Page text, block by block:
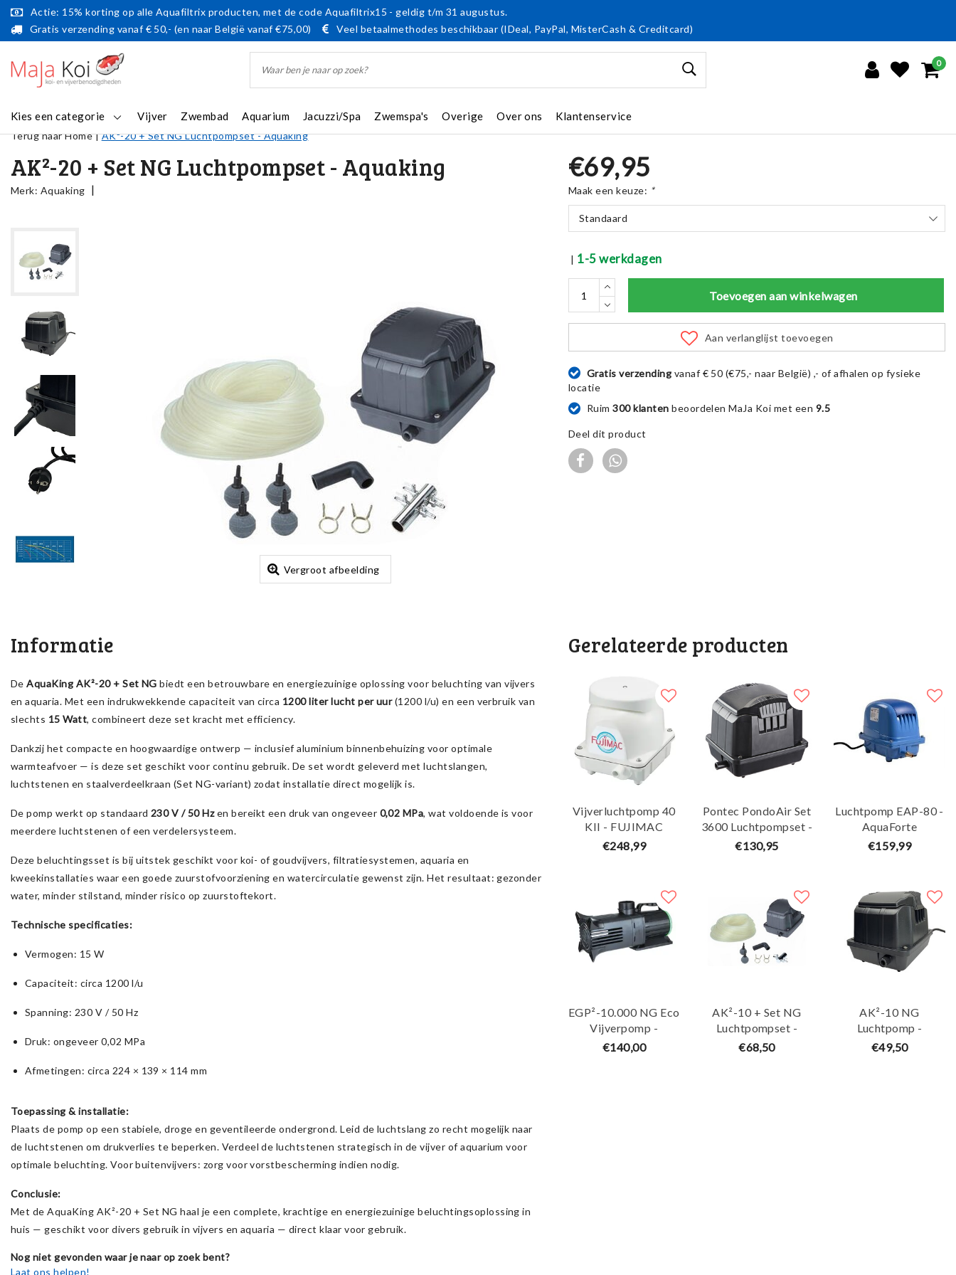
Actie: 15% korting op alle Aquafiltrix producten, met de code Aquafiltrix15 - geldig t/m 31 augustus.
Gratis verzending vanaf € 50,- (en naar België vanaf €75,00)
Veel betaalmethodes beschikbaar (IDeal, PayPal, MisterCash & Creditcard)
0
Kies een categorie Vijver Zwembad Aquarium Jacuzzi/Spa Zwemspa's Overige Over ons Klantenservice
Terug naar Home|AK²-20 + Set NG Luchtpompset - Aquaking
AK²-20 + Set NG Luchtpompset - Aquaking
Merk: Aquaking |
Vergroot afbeelding
€69,95
Maak een keuze: *
Standaard
| 1-5 werkdagen
Toevoegen aan winkelwagen
Aan verlanglijst toevoegen
Gratis verzending vanaf € 50 (€75,- naar België) ,- of afhalen op fysieke
locatie
Ruim300 klanten beoordelen MaJa Koi met een 9.5
Deel dit product
Informatie
DeAquaKing AK²-20 + Set NG biedt een betrouwbare en energiezuinige oplossing voor beluchting van vijvers
en aquaria. Met een indrukwekkende capaciteit van circa 1200 liter lucht per uur(1200 l/u) en een verbruik van
slechts 15 Watt, combineert deze set kracht met efficiency.
Dankzij het compacte en hoogwaardige ontwerp — inclusief aluminium binnenbehuizing voor optimale
warmteafvoer — is deze set geschikt voor continu gebruik. De set wordt geleverd met luchtslangen,
luchtstenen en staalverdeelkraan (Set NG-variant) zodat installatie direct mogelijk is.
De pomp werkt op standaard 230 V / 50 Hzen bereikt een druk van ongeveer 0,02 MPa, wat voldoende is voor
meerdere luchtstenen of een verdelersysteem.
Deze beluchtingsset is bij uitstek geschikt voor koi- of goudvijvers, filtratiesystemen, aquaria en
kweekinstallaties waar een goede zuurstofvoorziening en watercirculatie gewenst zijn. Het resultaat: gezonder
water, minder stilstand, minder risico op zuurstoftekort.
Technische specificaties:
Vermogen: 15 W
Capaciteit: circa 1200 l/u
Spanning: 230 V / 50 Hz
Druk: ongeveer 0,02 MPa
Afmetingen: circa 224 × 139 × 114 mm
Toepassing & installatie:
Plaats de pomp op een stabiele, droge en geventileerde ondergrond. Leid de luchtslang zo recht mogelijk naar
de luchtstenen om drukverlies te beperken. Verdeel de luchtstenen strategisch in de vijver of aquarium voor
optimale beluchting. Voor buitenvijvers: zorg voor vorstbescherming indien nodig.
Conclusie:
Met de AquaKing AK²-20 + Set NG haal je een complete, krachtige en energiezuinige beluchtingsoplossing in
huis — geschikt voor divers gebruik in vijvers en aquaria — direct klaar voor gebruik.
Nog niet gevonden waar je naar op zoek bent?
Laat ons helpen!
Gerelateerde producten
Vijverluchtpomp 40
KII - FUJIMAC
€248,99
Pontec PondoAir Set
3600 Luchtpompset -
Oase
€130,95
Luchtpomp EAP-80 -
AquaForte
€159,99
EGP²-10.000 NG Eco
Vijverpomp -
Aquaking
€140,00
AK²-10 + Set NG
Luchtpompset -
Aquaking
€68,50
AK²-10 NG
Luchtpomp -
AquaKing
€49,50